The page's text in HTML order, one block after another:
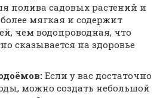
полива садовых растений и
мягкая и содержит
чем водопроводная, что
сказывается на здоровье
Если у вас достаточно
можно создать небольшой